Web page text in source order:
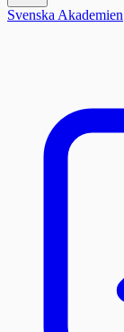
Svenska Akademien